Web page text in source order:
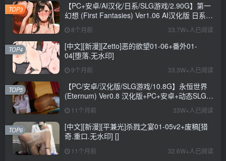
【PC+安卓/AI汉化/日系/SLG游戏/2.90G】第一
幻想 (First Fantasies) Ver1.06 AI汉化版 日系
SLG游戏+2.90G
8个月前 33.7W+人已阅读
TOP3
[中文][新漫][Zetto]恶的欲望01-06+番外01-
04[堕落.无水印]
9个月前 33.3W+人已阅读
TOP4
【PC/安卓/汉化版/SLG游戏/10.8G】永恒世界
(Eternum) Ver0.8 汉化版+PC+安卓+动态SLG游
戏+10.8G
11个月前 33W+人已阅读
TOP5
[中文][新漫][平兼光]杀戮之宴01-05v2+废稿[猎
奇.重口.无水印] []
11个月前 32.6W+人已阅读
TOP6